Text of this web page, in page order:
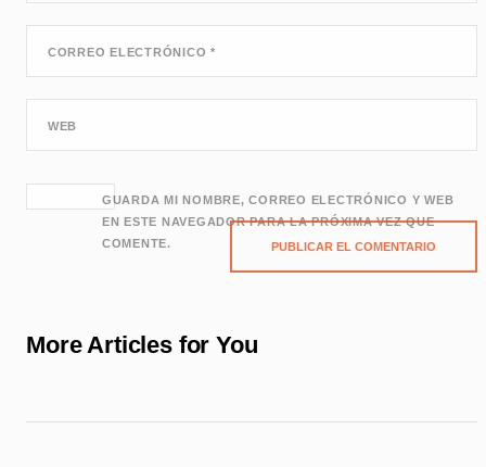
CORREO ELECTRÓNICO*
WEB
GUARDA MI NOMBRE, CORREO ELECTRÓNICO Y WEB
EN ESTE NAVEGADOR PARA LA PRÓXIMA VEZ QUE
COMENTE.
More Articles for You